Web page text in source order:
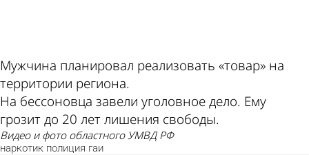
Мужчина планировал реализовать «товар» на
территории региона.
На бессоновца завели уголовное дело. Ему
грозит до 20 лет лишения свободы.
видео и фото областного УМВД РФ
наркотик полиция гаи